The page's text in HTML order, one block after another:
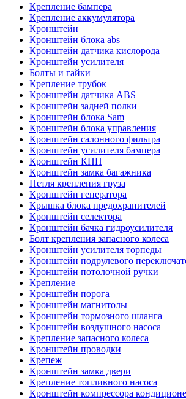
Крепление бампера
Крепление аккумулятора
Кронштейн
Кронштейн блока abs
Кронштейн датчика кислорода
Кронштейн усилителя
Болты и гайки
Крепление трубок
Кронштейн датчика ABS
Кронштейн задней полки
Кронштейн блока Sam
Кронштейн блока управления
Кронштейн салонного фильтра
Кронштейн усилителя бампера
Кронштейн КПП
Кронштейн замка багажника
Петля крепления груза
Кронштейн генератора
Крышка блока предохранителей
Кронштейн селектора
Кронштейн бачка гидроусилителя
Болт крепления запасного колеса
Кронштейн усилителя торпеды
Кронштейн подрулевого
Кронштейн потолочной ручки
Крепление
Кронштейн порога
Кронштейн магнитолы
Кронштейн тормозного шланга
Кронштейн воздушного насоса
Крепление запасного колеса
Кронштейн проводки
Крепеж
Кронштейн замка двери
Крепление топливного насоса
Кронштейн компрессора